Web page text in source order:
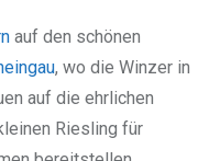
auf den schönen
, wo die Winzer in
auf die ehrlichen
Riesling für